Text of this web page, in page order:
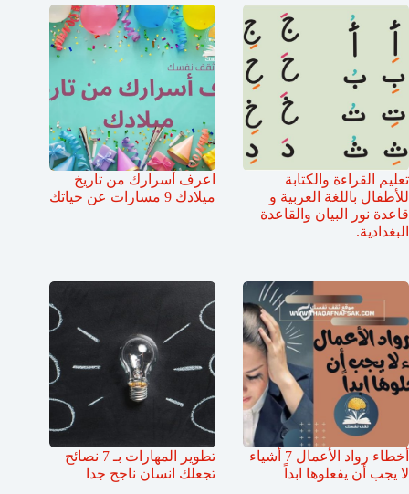
تعليم القراءة والكتابة
للأطفال باللغة العربية و
قاعدة نور البيان والقاعدة
البغدادية.
اعرف أسرارك من تاريخ
ميلادك 9 مسارات عن حياتك
أخطاء رواد الأعمال 7 أشياء
لا يجب أن يفعلوها ابداً
تطوير المهارات بـ 7 نصائح
تجعلك انسان ناجح جدا